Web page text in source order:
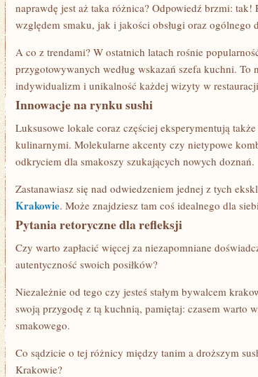
naprawdę jest aż taka różnica? Odpowiedź brzmi: tak!
względem smaku, jak i jakości obsługi oraz
A co z trendami? W ostatnich latach rośnie
przygotowywanych według wskazań szefa kuchni. To
indywidualizm i unikalność każdej wizyty w
Innowacje na rynku sushi
Luksusowe lokale coraz częściej eksperymentują
kulinarnymi. Molekularne akcenty czy nietypowe
odkryciem dla smakoszy szukających nowych doznań.
Zastanawiasz się nad odwiedzeniem jednej z tych
Krakowie. Może znajdziesz tam coś idealnego dla
Pytania retoryczne dla refleksji
Czy warto zapłacić więcej za niezapomniane
autentyczność swoich posiłków?
Niezależnie od tego czy jesteś stałym bywalcem
swoją przygodę z tą kuchnią, pamiętaj: czasem warto
smakowego.
Co sądzicie o tej różnicy między tanim a droższym
Krakowie?